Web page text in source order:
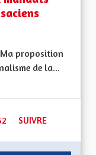
proposition
de la...
services publics en
52 ABONNÉS
SUIVRE